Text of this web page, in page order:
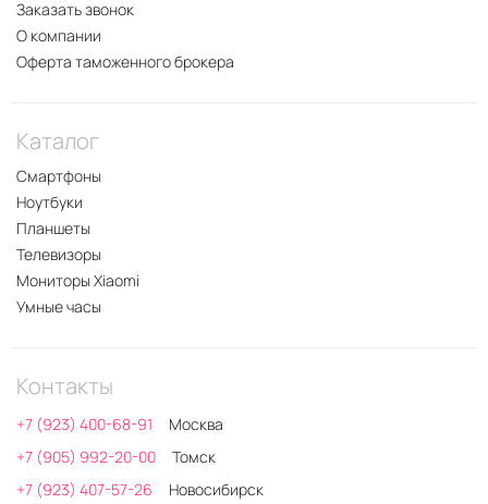
Заказать звонок
О компании
Оферта таможенного брокера
Каталог
Смартфоны
Ноутбуки
Планшеты
Телевизоры
Мониторы Xiaomi
Умные часы
Контакты
+7 (923) 400-68-91
Москва
+7 (905) 992-20-00
Томск
+7 (923) 407-57-26
Новосибирск